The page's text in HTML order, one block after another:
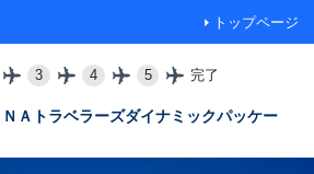
トップページ
3 4 5 完了
Ａトラベラーズダイナミックパッケー